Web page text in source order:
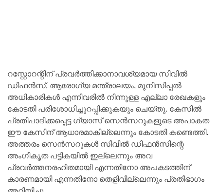
റസ്റ്റോറന്റിന് പ്രവര്‍ത്തിക്കാനാവശ്യമായ സിവില്‍
ഡിഫന്‍സ്, ആരോഗ്യ മന്ത്രാലയം, മുനിസിപ്പല്‍
അധികാരികള്‍ എന്നിവരില്‍ നിന്നുള്ള എല്ലാ രേഖകളും
കോടതി പരിശോധിച്ചുറപ്പിക്കുകയും ചെയ്തു. കേസില്‍
പ്രതിപാദിക്കപ്പെട്ട ഗ്യാസ് സെന്‍സറുകളുടെ അപാകത
ഈ കേസിന് ആധാരമാകില്ലെന്നും കോടതി കണ്ടെത്തി.
അത്തരം സെന്‍സറുകള്‍ സിവില്‍ ഡിഫന്‍സിന്റെ
അംഗീകൃത പട്ടികയില്‍ ഇല്ലെന്നും അവ
പ്രവര്‍ത്തനരഹിതമായി എന്നതിനോ അപകടത്തിന്
കാരണമായി എന്നതിനോ തെളിവില്ലെന്നും പ്രതിഭാഗം